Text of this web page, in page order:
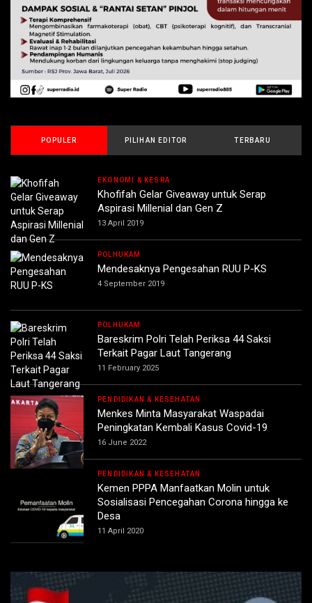
POPULER PILIHAN EDITOR TERBARU
EKONOMI & KESRA
Khofifah Gelar Giveaway untuk Serap
Aspirasi Millenial dan Gen Z
13 April 2019
POLHUKAM
Mendesaknya Pengesahan RUU P-KS
4 September 2019
POLHUKAM
Bareskrim Polri Telah Periksa 44 Saksi
Terkait Pagar Laut Tangerang
11 February 2025
PENDIDIKAN & KESEHATAN
Menkes Minta Masyarakat Waspadai
Peningkatan Kembali Kasus Covid-19
16 June 2022
PENDIDIKAN & KESEHATAN
Kemen PPPA Manfaatkan Molin untuk
Sosialisasi Pencegahan Corona hingga ke
Desa
11 April 2020